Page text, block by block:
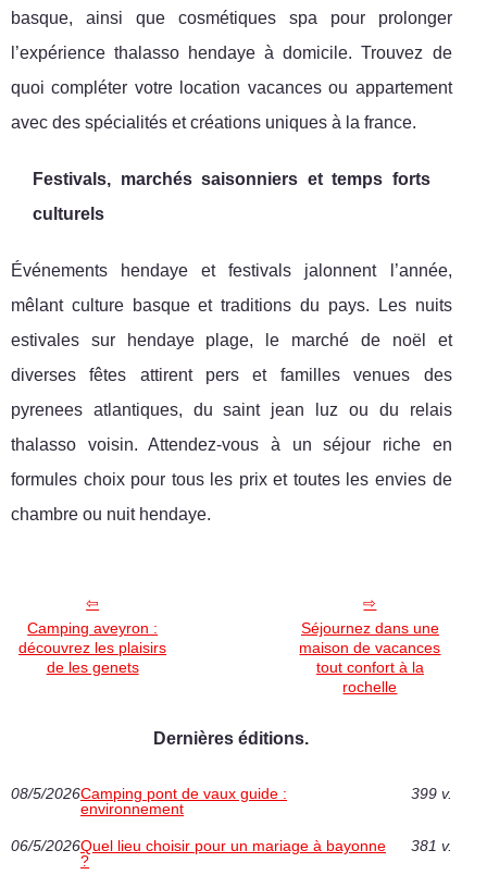
basque, ainsi que cosmétiques spa pour prolonger
l’expérience thalasso hendaye à domicile. Trouvez de
quoi compléter votre location vacances ou appartement
avec des spécialités et créations uniques à la france.
Festivals, marchés saisonniers et temps forts
culturels
Événements hendaye et festivals jalonnent l’année,
mêlant culture basque et traditions du pays. Les nuits
estivales sur hendaye plage, le marché de noël et
diverses fêtes attirent pers et familles venues des
pyrenees atlantiques, du saint jean luz ou du relais
thalasso voisin. Attendez-vous à un séjour riche en
formules choix pour tous les prix et toutes les envies de
chambre ou nuit hendaye.
Camping aveyron :
découvrez les plaisirs
de les genets
Séjournez dans une
maison de vacances
tout confort à la
rochelle
Dernières éditions.
08/5/2026Camping pont de vaux guide :
environnement
399 v.
06/5/2026Quel lieu choisir pour un mariage à bayonne
?
381 v.